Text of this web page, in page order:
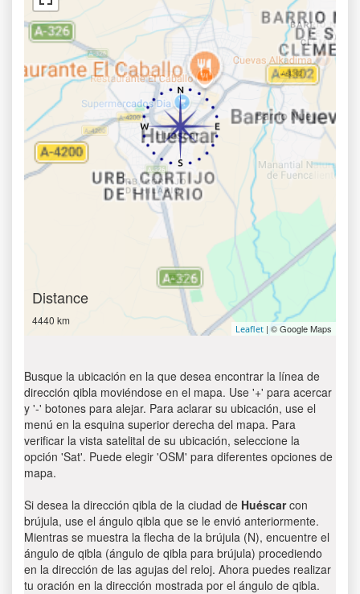
Distance
4440 km
Leaflet | © Google Maps
Busque la ubicación en la que desea encontrar la línea de
dirección qibla moviéndose en el mapa. Use '+' para acercar
y '-' botones para alejar. Para aclarar su ubicación, use el
menú en la esquina superior derecha del mapa. Para
verificar la vista satelital de su ubicación, seleccione la
opción 'Sat'. Puede elegir 'OSM' para diferentes opciones de
mapa.
Si desea la dirección qibla de la ciudad de Huéscarcon
brújula, use el ángulo qibla que se le envió anteriormente.
Mientras se muestra la flecha de la brújula (N), encuentre el
ángulo de qibla (ángulo de qibla para brújula) procediendo
en la dirección de las agujas del reloj. Ahora puedes realizar
tu oración en la dirección mostrada por el ángulo de qibla.